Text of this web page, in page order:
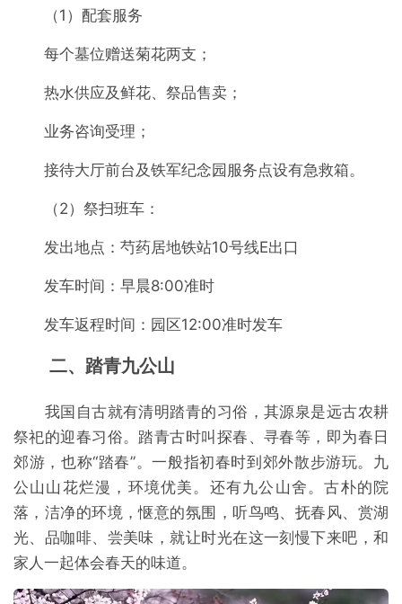
（1）配套服务
每个墓位赠送菊花两支；
热水供应及鲜花、祭品售卖；
业务咨询受理；
接待大厅前台及铁军纪念园服务点设有急救箱。
（2）祭扫班车：
发出地点：芍药居地铁站10号线E出口
发车时间：早晨8:00准时
发车返程时间：园区12:00准时发车
二、踏青九公山
我国自古就有清明踏青的习俗，其源泉是远古农耕
祭祀的迎春习俗。踏青古时叫探春、寻春等，即为春日
郊游，也称“踏春”。一般指初春时到郊外散步游玩。九
公山山花烂漫，环境优美。还有九公山舍。古朴的院
落，洁净的环境，惬意的氛围，听鸟鸣、抚春风、赏湖
光、品咖啡、尝美味，就让时光在这一刻慢下来吧，和
家人一起体会春天的味道。